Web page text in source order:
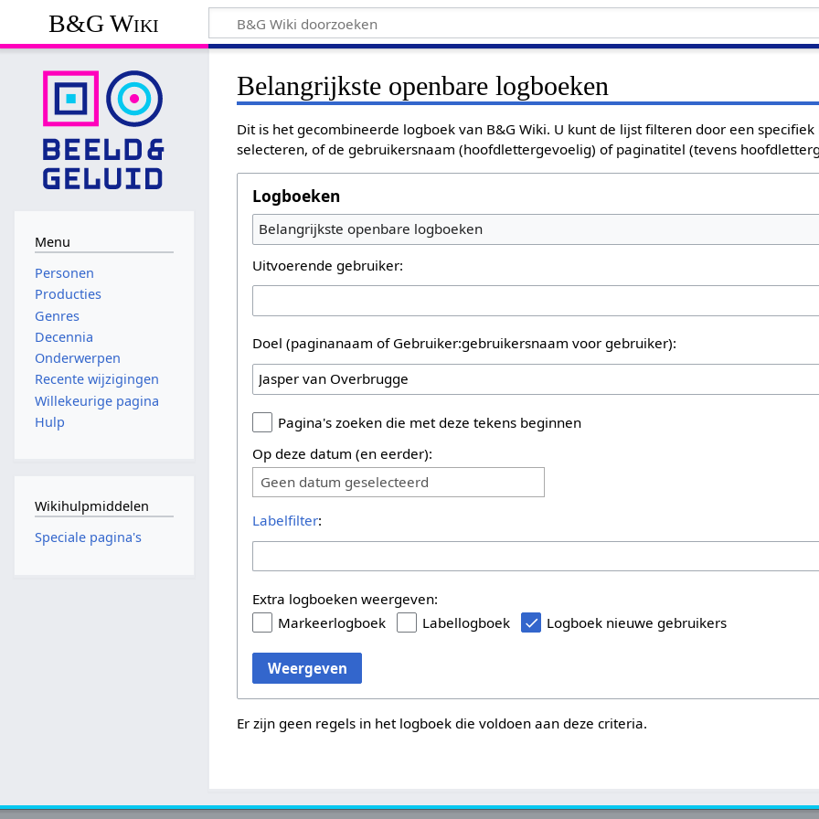
B&G Wiki
Belangrijkste openbare logboeken
Dit is het gecombineerde logboek van B&G Wiki. U kunt de lijst filteren door een
selecteren, of de gebruikersnaam (hoofdlettergevoelig) of paginatitel (tevens
Logboeken
Belangrijkste openbare logboeken
Uitvoerende gebruiker:
Doel (paginanaam of Gebruiker:gebruikersnaam voor gebruiker):
Pagina's zoeken die met deze tekens beginnen
Op deze datum (en eerder):
Geen datum geselecteerd
Labelfilter:
Extra logboeken weergeven:
Markeerlogboek
Labellogboek Logboek nieuwe gebruikers
Weergeven
Er zijn geen regels in het logboek die voldoen aan deze criteria.
Menu
Personen
Producties
Genres
Decennia
Onderwerpen
Recente wijzigingen
Willekeurige pagina
Hulp
Wikihulpmiddelen
Speciale pagina's